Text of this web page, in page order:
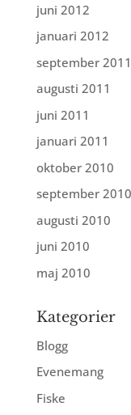
juni 2012
januari 2012
september 2011
augusti 2011
juni 2011
januari 2011
oktober 2010
september 2010
augusti 2010
juni 2010
maj 2010
Kategorier
Blogg
Evenemang
Fiske